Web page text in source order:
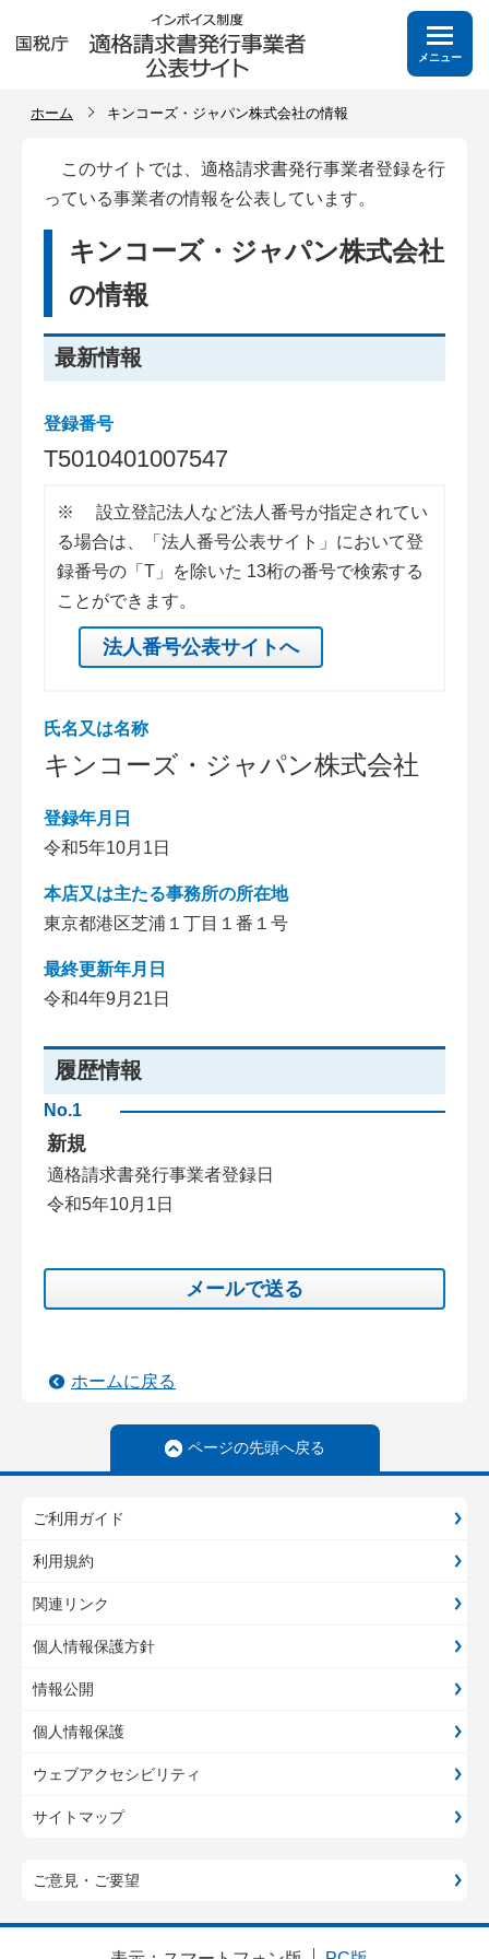
メニュー
ホーム キンコーズ・ジャパン株式会社の情報
このサイトでは、適格請求書発行事業者登録を行
っている事業者の情報を公表しています。
キンコーズ・ジャパン株式会社
の情報
最新情報
登録番号
T5010401007547
※
設立登記法人など法人番号が指定されてい
る場合は、「法人番号公表サイト」において登
録番号の「T」を除いた 13桁の番号で検索する
ことができます。
法人番号公表サイトへ
氏名又は名称
キンコーズ・ジャパン株式会社
登録年月日
令和5年10月1日
本店又は主たる事務所の所在地
東京都港区芝浦１丁目１番１号
最終更新年月日
令和4年9月21日
履歴情報
No.1
新規
適格請求書発行事業者登録日
令和5年10月1日
メールで送る
ホームに戻る
ページの先頭へ戻る
ご利用ガイド
利用規約
関連リンク
個人情報保護方針
情報公開
個人情報保護
ウェブアクセシビリティ
サイトマップ
ご意見・ご要望